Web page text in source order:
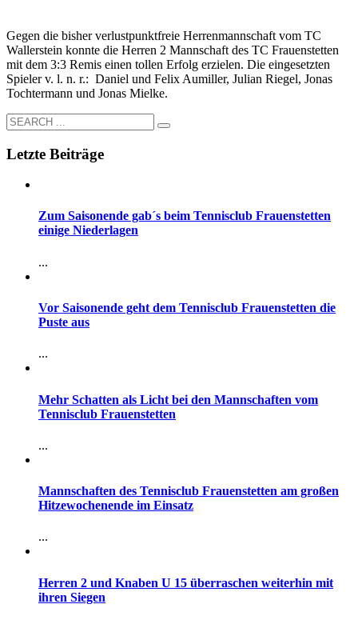
Gegen die bisher verlustpunktfreie Herrenmannschaft vom TC
Wallerstein konnte die Herren 2 Mannschaft des TC Frauenstetten
mit dem 3:3 Remis einen tollen Erfolg erzielen. Die eingesetzten
Spieler v. l. n. r.: Daniel und Felix Aumiller, Julian Riegel, Jonas
Tochtermann und Jonas Mielke.
Letzte Beiträge
Zum Saisonende gab´s beim Tennisclub Frauenstetten
einige Niederlagen
...
Vor Saisonende geht dem Tennisclub Frauenstetten die
Puste aus
...
Mehr Schatten als Licht bei den Mannschaften vom
Tennisclub Frauenstetten
...
Mannschaften des Tennisclub Frauenstetten am großen
Hitzewochenende im Einsatz
...
Herren 2 und Knaben U 15 überraschen weiterhin mit
ihren Siegen